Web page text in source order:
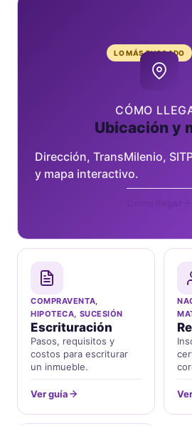
LO MÁS BUSCADO
CÓMO
Ubicación y
Dirección, TransMilenio,
y mapa interactivo.
COMPRAVENTA,
HIPOTECA, SUCESIÓN
Escrituración
Pasos, requisitos y
costos para escriturar
un inmueble.
Ver guía